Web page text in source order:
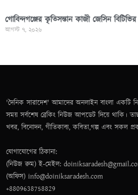
গোবিন্দগঞ্জের কৃতিসন্তান কাজী জেসিন
আগস্ট ৭, ২০২৬
'দৈনিক সারাদেশ' আমাদের অনলাইন বাংলা একটি
সময় সর্বশেষ ব্রেকিং নিউজ আপডেট দিয়ে থাকি।
খবর, বিনোদন, গীতিকাব্য, কবিতা,গল্প এবং সকল
যোগাযোগের ঠিকানা:
(নিউজ রুম) ই-মেইল:
(অফিস) info@doiniksaradesh.com
+8809638758829